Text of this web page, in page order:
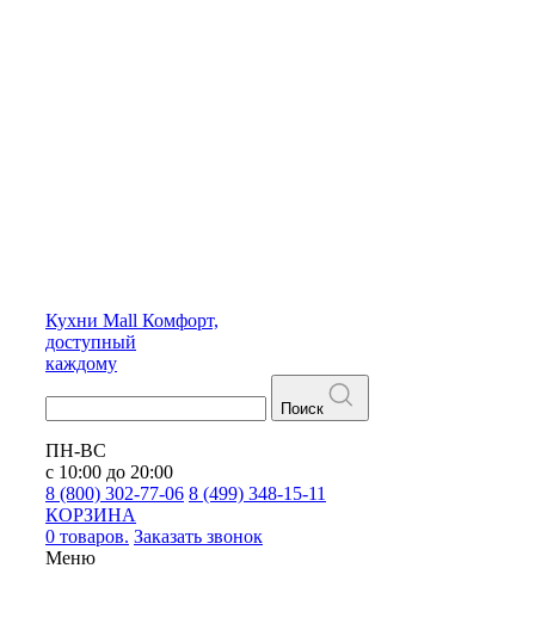
Кухни Mall Комфорт,
доступный
каждому
Поиск
ПН-ВС
с 10:00 до 20:00
8 (800) 302-77-06 8 (499) 348-15-11
КОРЗИНА
0 товаров. Заказать звонок
Меню